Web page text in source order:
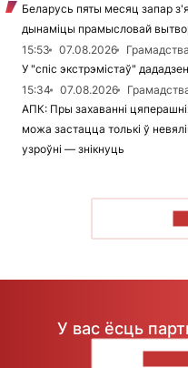
Беларусь пяты месяц запар
дынаміцы прамысловай
15:53
07.08.2026
У "спіс экстрэмістаў"
15:34
07.08.2026
АПК: Пры захаванні
можа застацца толькі ў
узроўні — знікнуць
У вас ёсць